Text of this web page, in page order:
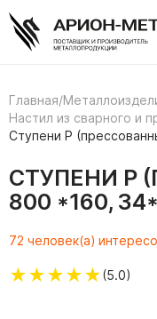
Главная/
Настил из сварного и
Ступени P
СТУПЕНИ P
800 *160,
72 человек(а)
★★★★★(5.0)